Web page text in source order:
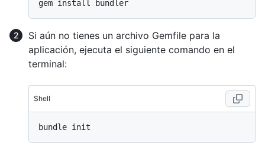
Si aún no tienes un archivo Gemfile para la
aplicación, ejecuta el siguiente comando en el
terminal:
Shell